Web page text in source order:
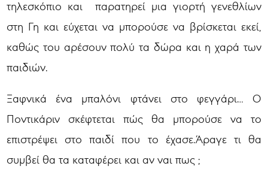
τηλεσκόπιο και παρατηρεί μια γιορτή γενεθλίων
στη Γη και εύχεται να μπορούσε να βρίσκεται εκεί,
καθώς του αρέσουν πολύ τα δώρα και η χαρά των
παιδιών.
Ξαφνικά ένα μπαλόνι φτάνει στο φεγγάρι… Ο
Ποντικάριν σκέφτεται πώς θα μπορούσε να το
επιστρέψει στο παιδί που το έχασε.Άραγε τι θα
συμβεί θα τα καταφέρει και αν ναι πως ;